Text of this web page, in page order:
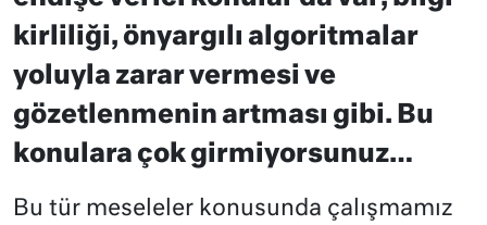
kirliliği, önyargılı algoritmalar
yoluyla zarar vermesi ve
gözetlenmenin artması gibi. Bu
konulara çok girmiyorsunuz…
Bu tür meseleler konusunda çalışmamız